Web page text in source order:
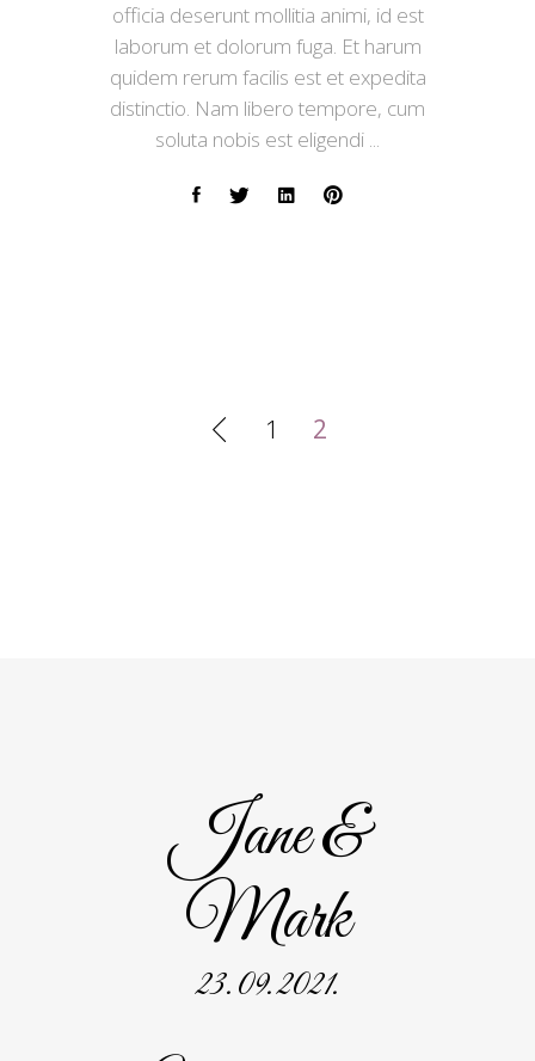
officia deserunt mollitia animi, id est
laborum et dolorum fuga. Et harum
quidem rerum facilis est et expedita
distinctio. Nam libero tempore, cum
soluta nobis est eligendi
1 2
Jane &
Mark
23. 09. 2021.